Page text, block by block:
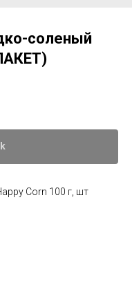
соленый
Corn 100 г, шт